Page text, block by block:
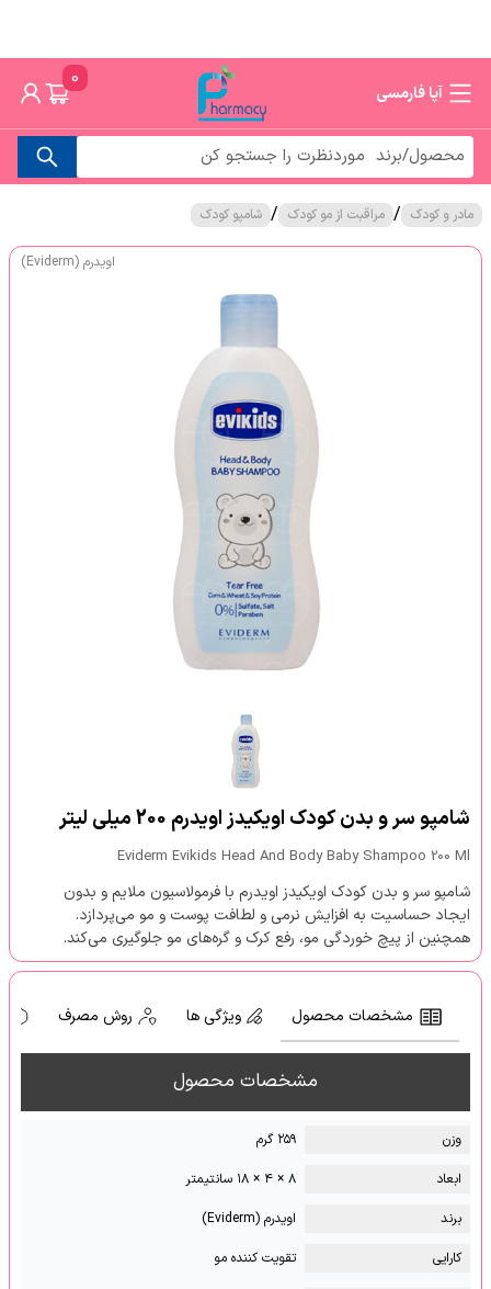
آپا فارمسی
0
مادر و کودک / مراقبت از مو کودک / شامپو کودک
اویدرم (Eviderm)
شامپو سر و بدن کودک اویکیدز اویدرم 200 میلی لیتر
Eviderm Evikids Head And Body Baby Shampoo 200 Ml
شامپو سر و بدن کودک اویکیدز اویدرم با فرمولاسیون ملایم و بدون
ایجاد حساسیت به افزایش نرمی و لطافت پوست و مو می‌پردازد.
همچنین از پیچ خوردگی مو، رفع کرک و گره‌های مو جلوگیری می‌کند.
مشخصات محصول ویژگی ها روش مصرف
مشخصات محصول
وزن
۲۵۹ گرم
ابعاد
۸ × ۴ × ۱۸ سانتیمتر
برند
اویدرم (Eviderm)
کارایی
تقویت کننده مو